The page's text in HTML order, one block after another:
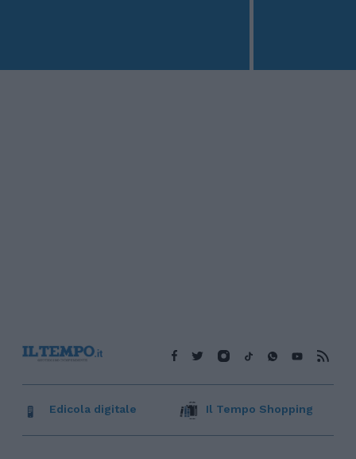
Edicola digitale Il Tempo Shopping